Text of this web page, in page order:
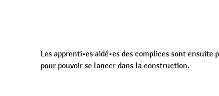
Les apprenti•es aidé•es des complices sont ensuite
pour pouvoir se lancer dans la construction.